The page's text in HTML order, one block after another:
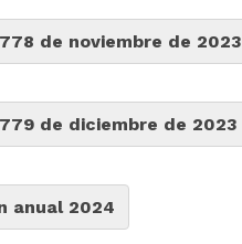
de noviembre de 2023
de diciembre de 2023
anual 2024